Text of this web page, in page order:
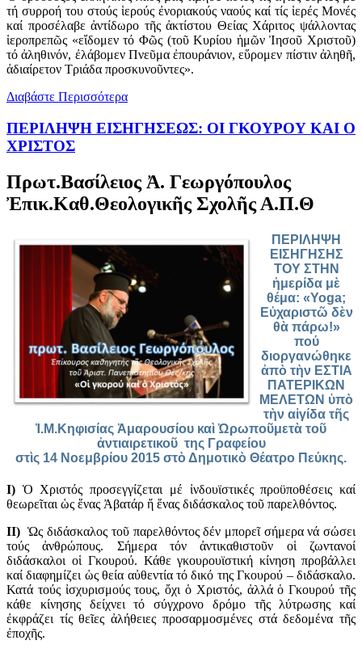
τή συρροή του στούς ἱερούς ἐνοριακούς ναούς καί τίς ἱερές Μονές
καί προσέλαβε ἀντίδωρο τῆς ἀκτίστου Θείας Χάριτος ψάλλοντας
ἱεροπρεπῶς «εἴδομεν τό Φῶς (τοῦ Κυρίου ἡμῶν Ἰησοῦ Χριστοῦ)
τό ἀληθινόν, ἐλάβομεν Πνεῦμα ἐπουράνιον, εὕρομεν πίστιν ἀληθῆ,
ἀδιαίρετον Τριάδα προσκυνοῦντες».
Διαβάστε Περισσότερα
ΠΕΡΙΛΗΨΗ ΕΙΣΗΓΗΣΕΩΣ: ΟΙ ΓΚΟΥΡΟΥ ΚΑΙ Ο
ΧΡΙΣΤΟΣ
Πρωτ.Βασίλειος Ἀ. Γεωργόπουλος
Ἐπικ.Καθ.Θεολογικῆς Σχολῆς Α.Π.Θ
ΠΕΡΙΛΗΨΗ
ΕΙΣΗΓΗΣΗΣ
TOY ΣΤΗΝ
ἡμερίδα μὲ
θέμα: «Yoga;
Εὐχαριστῶ δὲν
θὰ πάρω!»
πού
διοργανώθηκε
ἀπὸ τὴν ΕΣΤΙΑ
ΠΑΤΕΡΙΚΩΝ
ΜΕΛΕΤΩΝ ὑπὸ
τὴν αἰγίδα τῆς
Ἱ.Μ.Κηφισίας Ἀμαρουσίου καὶ Ὠρωποῦμετὰ τοῦ
ἀντιαιρετικοῦ της Γραφείου
στὶς 14 Νοεμβρίου 2015 στὸ Δημοτικὸ Θέατρο Πεύκης.
Ι) Ὁ Χριστός προσεγγίζεται μέ ἰνδουϊστικές προϋποθέσεις καί
θεωρεῖται ὡς ἕνας Ἀβατάρ ἤ ἕνας διδάσκαλος τοῦ παρελθόντος.
ΙΙ) Ὡς διδάσκαλος τοῦ παρελθόντος δέν μπορεῖ σήμερα νά σώσει
τούς ἀνθρώπους. Σήμερα τόν ἀντικαθιστοῦν οἱ ζωντανοί
διδάσκαλοι οἱ Γκουρού. Κάθε γκουρουϊστική κίνηση προβάλλει
καί διαφημίζει ὡς θεία αὐθεντία τό δικό της Γκουρού – διδάσκαλο.
Κατά τούς ἰσχυρισμούς τους, ὄχι ὁ Χριστός, ἀλλά ὁ Γκουρού τῆς
κάθε κίνησης δείχνει τό σύγχρονο δρόμο τῆς λύτρωσης καί
ἐκφράζει τίς θεῖες ἀλήθειες προσαρμοσμένες στά δεδομένα τῆς
ἐποχῆς.